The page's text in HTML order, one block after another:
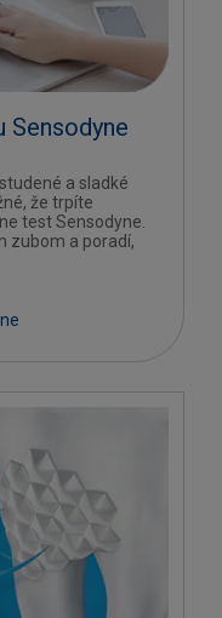
Sensodyne
a sladké
že trpíte
test Sensodyne.
zubom a poradí,